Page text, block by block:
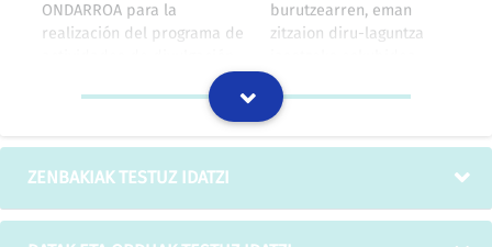
ONDARROA para la
realización del programa de
e información comercial
por importe de 131.000 pts
burutzearren, eman
zitzaion diru-laguntza
galdutzat jotzea.
Zenbatekoa 131.000
ptakoa da.
IZOko itzulpen-memoria
Será capaz de atender
Gai izango da, halaber,
ZENBAKIAK TESTUZ IDATZI